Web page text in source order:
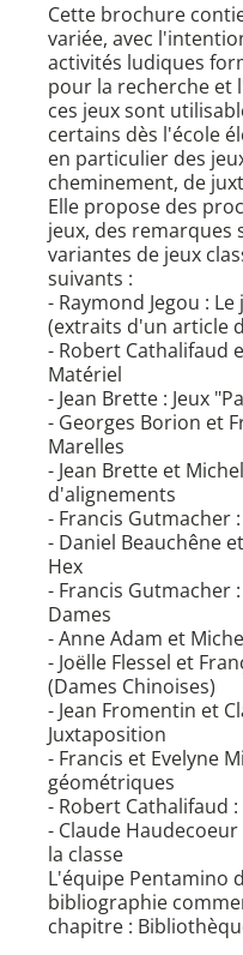
Cette brochure
variée, avec
activités ludiques
pour la recherche et
ces jeux sont
certains dès l'école
en particulier des
cheminement, de
Elle propose des
jeux, des remarques
variantes de jeux
suivants :
- Raymond Jegou :
(extraits d'un article
- Robert Cathalifaud
Matériel
- Jean Brette : Jeux
- Georges Borion et
Marelles
- Jean Brette et
d'alignements
- Francis Gutmacher
- Daniel Beauchêne
Hex
- Francis Gutmacher
Dames
- Anne Adam et
- Joëlle Flessel et
(Dames Chinoises)
- Jean Fromentin et
Juxtaposition
- Francis et Evelyne
géométriques
- Robert Cathalifaud
- Claude Haudecoeur
la classe
L'équipe Pentamino
bibliographie
chapitre :